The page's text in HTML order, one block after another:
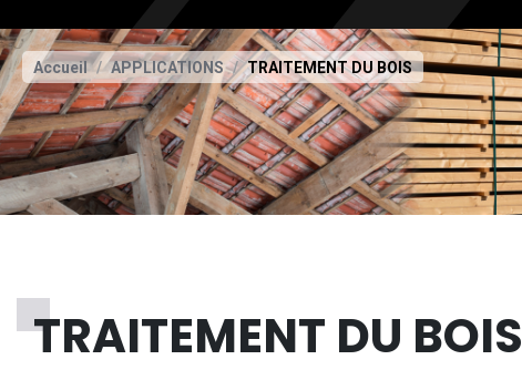
Accueil APPLICATIONS TRAITEMENT DU BOIS
TRAITEMENT DU BOIS